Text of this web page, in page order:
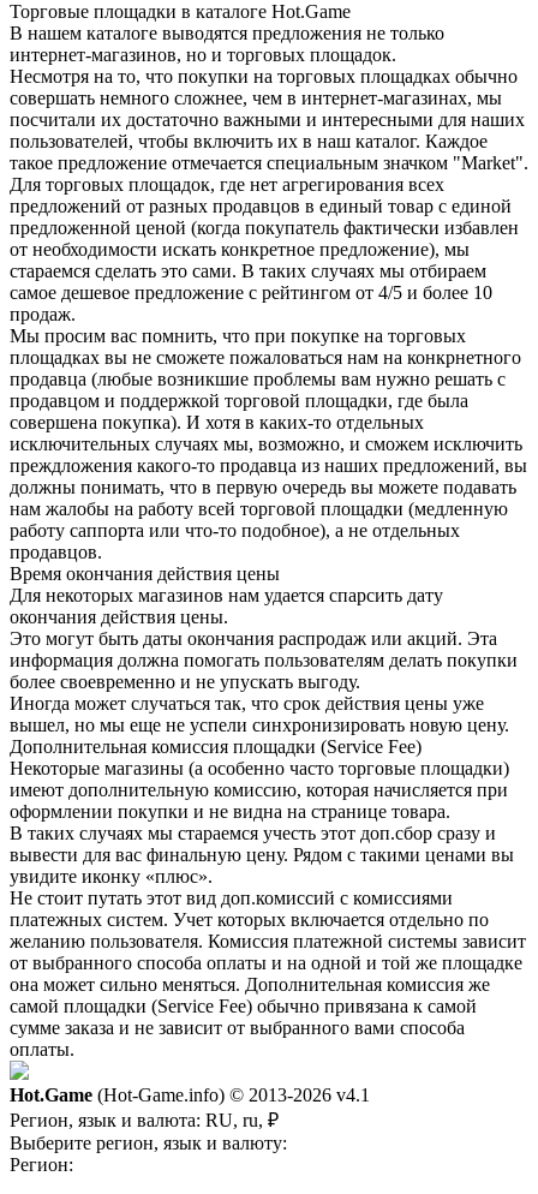
Торговые площадки в каталоге Hot.Game
В нашем каталоге выводятся предложения не только
интернет-магазинов, но и торговых площадок.
Несмотря на то, что покупки на торговых площадках обычно
совершать немного сложнее, чем в интернет-магазинах, мы
посчитали их достаточно важными и интересными для наших
пользователей, чтобы включить их в наш каталог. Каждое
такое предложение отмечается специальным значком "Market".
Для торговых площадок, где нет агрегирования всех
предложений от разных продавцов в единый товар с единой
предложенной ценой (когда покупатель фактически избавлен
от необходимости искать конкретное предложение), мы
стараемся сделать это сами. В таких случаях мы отбираем
самое дешевое предложение с рейтингом от 4/5 и более 10
продаж.
Мы просим вас помнить, что при покупке на торговых
площадках вы не сможете пожаловаться нам на конкрнетного
продавца (любые возникшие проблемы вам нужно решать с
продавцом и поддержкой торговой площадки, где была
совершена покупка). И хотя в каких-то отдельных
исключительных случаях мы, возможно, и сможем исключить
преждложения какого-то продавца из наших предложений, вы
должны понимать, что в первую очередь вы можете подавать
нам жалобы на работу всей торговой площадки (медленную
работу саппорта или что-то подобное), а не отдельных
продавцов.
Время окончания действия цены
Для некоторых магазинов нам удается спарсить дату
окончания действия цены.
Это могут быть даты окончания распродаж или акций. Эта
информация должна помогать пользователям делать покупки
более своевременно и не упускать выгоду.
Иногда может случаться так, что срок действия цены уже
вышел, но мы еще не успели синхронизировать новую цену.
Дополнительная комиссия площадки (Service Fee)
Некоторые магазины (а особенно часто торговые площадки)
имеют дополнительную комиссию, которая начисляется при
оформлении покупки и не видна на странице товара.
В таких случаях мы стараемся учесть этот доп.сбор сразу и
вывести для вас финальную цену. Рядом с такими ценами вы
увидите иконку «плюс».
Не стоит путать этот вид доп.комиссий с комиссиями
платежных систем. Учет которых включается отдельно по
желанию пользователя. Комиссия платежной системы зависит
от выбранного способа оплаты и на одной и той же площадке
она может сильно меняться. Дополнительная комиссия же
самой площадки (Service Fee) обычно привязана к самой
сумме заказа и не зависит от выбранного вами способа
оплаты.
Hot.Game (Hot-Game.info) © 2013-2026 v4.1
Регион, язык и валюта: RU, ru, ₽
Выберите регион, язык и валюту:
Регион: